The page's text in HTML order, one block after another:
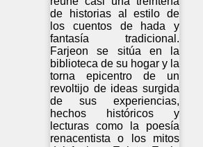
de historias al estilo de
los cuentos de hada y
fantasía tradicional.
Farjeon se sitúa en la
biblioteca de su hogar y la
torna epicentro de un
revoltijo de ideas surgida
de sus experiencias,
hechos históricos y
lecturas como la poesía
renacentista o los mitos